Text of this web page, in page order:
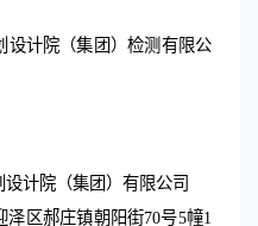
设计院（集团）检测有限公
计院（集团）有限公司
泽区郝庄镇朝阳街70号5幢1